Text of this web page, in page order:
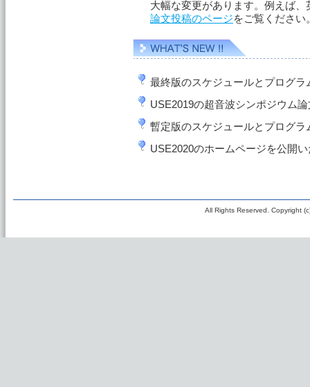
大幅な変更があります。例えば
論文投稿のページをご覧ください
最終版のスケジュールとプログ
USE2019の超音波シンポジウム
暫定版のスケジュールとプログ
USE2020のホームページを公開
All Rights Reserved. Copyright